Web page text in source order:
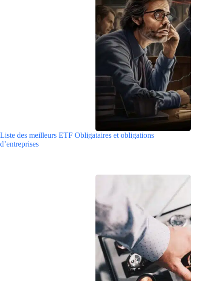
Liste des meilleurs ETF Obligataires et obligations
d’entreprises